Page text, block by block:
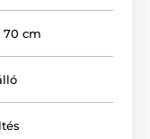
70 cm